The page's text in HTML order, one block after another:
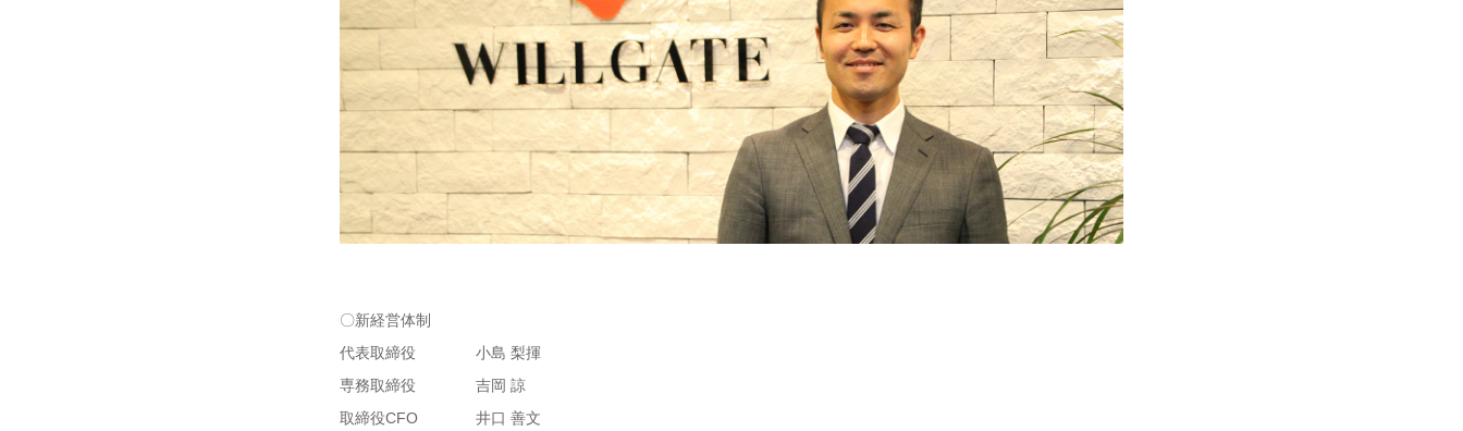
〇新経営体制
代表取締役
専務取締役
取締役CFO
小島 梨揮
吉岡 諒
井口 善文